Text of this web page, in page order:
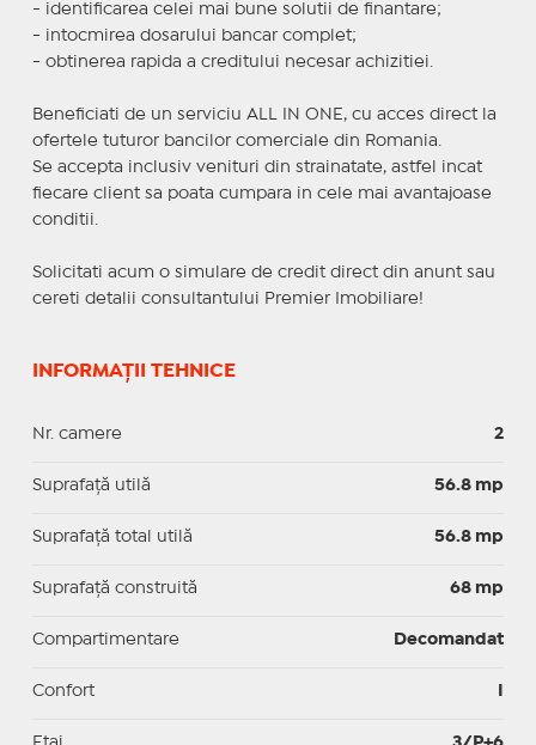
- identificarea celei mai bune solutii de finantare;
- intocmirea dosarului bancar complet;
- obtinerea rapida a creditului necesar achizitiei.
Beneficiati de un serviciu ALL IN ONE, cu acces direct la
ofertele tuturor bancilor comerciale din Romania.
Se accepta inclusiv venituri din strainatate, astfel incat
fiecare client sa poata cumpara in cele mai avantajoase
conditii.
Solicitati acum o simulare de credit direct din anunt sau
cereti detalii consultantului Premier Imobiliare!
INFORMAȚII TEHNICE
Nr. camere 2
Suprafaţă utilă 56.8 mp
Suprafaţă total utilă 56.8 mp
Suprafaţă construită 68 mp
Compartimentare Decomandat
Confort